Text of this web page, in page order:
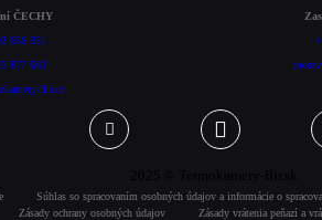
ČECHY
656 351
877 063
flir.cz
Súhlas so spracovaním osobných údajov a informácie o
Zásady ochrany osobných údajov Zásady vrátenia peňazí a